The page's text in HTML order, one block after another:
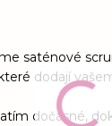
saténové
dodají
dočasné,